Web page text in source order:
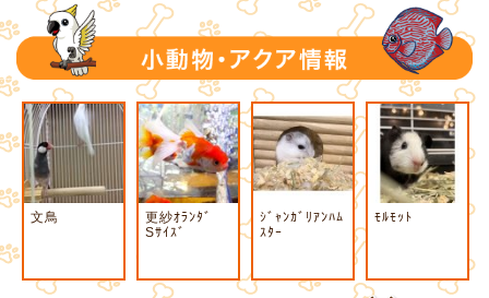
文鳥
更紗ｵﾗﾝﾀﾞ
Sｻｲｽﾞ
ｼﾞｬﾝｶﾞﾘｱﾝﾊﾑ
ｽﾀｰ
ﾓﾙﾓｯﾄ